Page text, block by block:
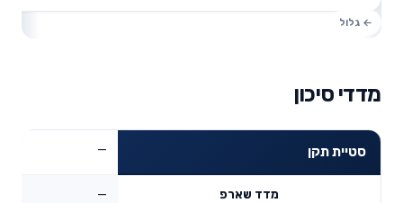
מדדי סיכון
סטיית תקן —
מדד שארפ —